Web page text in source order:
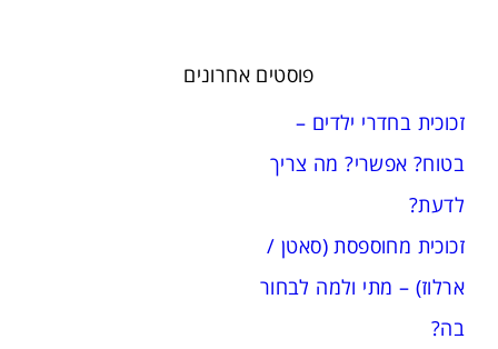
פוסטים אחרונים
זכוכית בחדרי ילדים –
בטוח? אפשרי? מה צריך
לדעת?
זכוכית מחוספסת (סאטן /
ארלוז) – מתי ולמה לבחור
בה?